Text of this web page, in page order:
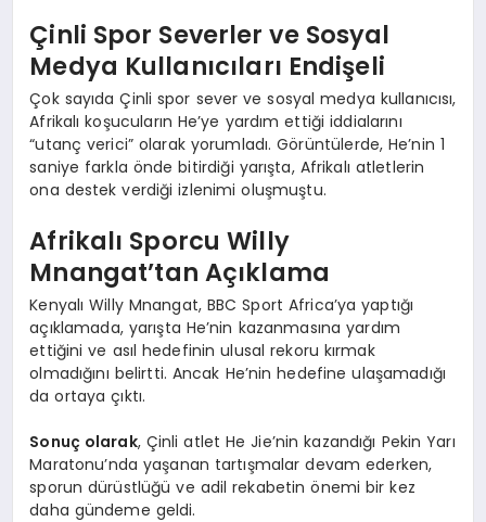
Çinli Spor Severler ve Sosyal
Medya Kullanıcıları Endişeli
Çok sayıda Çinli spor sever ve sosyal medya kullanıcısı,
Afrikalı koşucuların He’ye yardım ettiği iddialarını
“utanç verici” olarak yorumladı. Görüntülerde, He’nin 1
saniye farkla önde bitirdiği yarışta, Afrikalı atletlerin
ona destek verdiği izlenimi oluşmuştu.
Afrikalı Sporcu Willy
Mnangat’tan Açıklama
Kenyalı Willy Mnangat, BBC Sport Africa’ya yaptığı
açıklamada, yarışta He’nin kazanmasına yardım
ettiğini ve asıl hedefinin ulusal rekoru kırmak
olmadığını belirtti. Ancak He’nin hedefine ulaşamadığı
da ortaya çıktı.
Sonuç olarak, Çinli atlet He Jie’nin kazandığı Pekin Yarı
Maratonu’nda yaşanan tartışmalar devam ederken,
sporun dürüstlüğü ve adil rekabetin önemi bir kez
daha gündeme geldi.